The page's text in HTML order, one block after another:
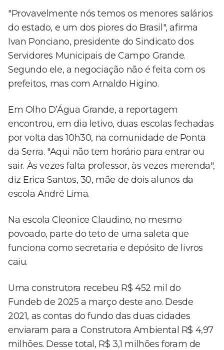
"Provavelmente nós temos os menores salários
do estado, e um dos piores do Brasil", afirma
Ivan Ponciano, presidente do Sindicato dos
Servidores Municipais de Campo Grande.
Segundo ele, a negociação não é feita com os
prefeitos, mas com Arnaldo Higino.
Em Olho D’Água Grande, a reportagem
encontrou, em dia letivo, duas escolas fechadas
por volta das 10h30, na comunidade de Ponta
da Serra. "Aqui não tem horário para entrar ou
sair. Às vezes falta professor, às vezes merenda",
diz Erica Santos, 30, mãe de dois alunos da
escola André Lima.
Na escola Cleonice Claudino, no mesmo
povoado, parte do teto de uma saleta que
funciona como secretaria e depósito de livros
caiu.
Uma construtora recebeu R$ 452 mil do
Fundeb de 2025 a março deste ano. Desde
2021, as contas do fundo das duas cidades
enviaram para a Construtora Ambiental R$ 4,97
milhões. Desse total, R$ 3,1 milhões foram de